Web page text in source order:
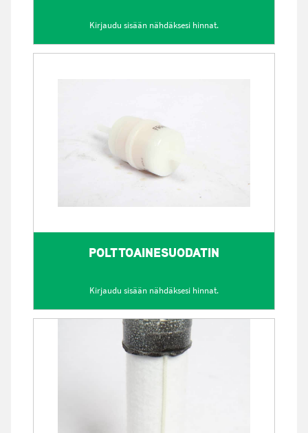
Kirjaudu sisään nähdäksesi hinnat.
POLTTOAINESUODATIN
Kirjaudu sisään nähdäksesi hinnat.